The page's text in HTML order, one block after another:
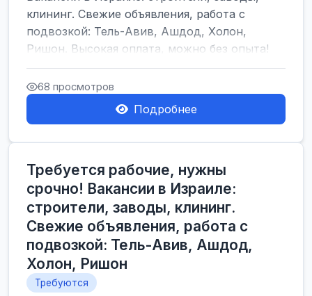
клининг. Свежие объявления, работа с
подвозкой: Тель-Авив, Ашдод, Холон,
Ришон. Высокая оплата, можно без опыта!
</h1><br />
... 68 просмотров
Подробнее
Требуется рабочие, нужны
срочно! Вакансии в Израиле:
строители, заводы, клининг.
Свежие объявления, работа с
подвозкой: Тель-Авив, Ашдод,
Холон, Ришон
Требуются